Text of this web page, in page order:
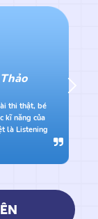
cùng các cô
tỉ mỉ từng
tặng cúp
thi thật, bé
kĩ năng của
là Listening